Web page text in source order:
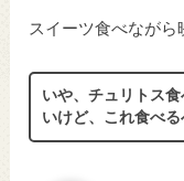
スイーツ食べながら
いや、チュリトス
いけど、これ食べる